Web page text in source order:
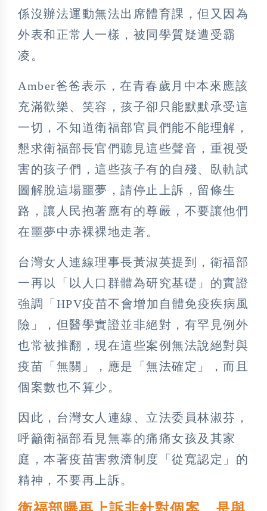
係沒辦法運動無法出席體育課，但又因為
外表和正常人一樣，被同學質疑遭受霸
凌。
Amber爸爸表示，在青春歲月中本來應該
充滿歡樂、笑容，孩子卻只能默默承受這
一切，不知道衛福部官員們能不能理解，
懇求衛福部長官們聽見這些聲音，重視受
害的孩子們，這些孩子有的自殘、臥軌試
圖解脫這場噩夢，請停止上訴，留條生
路，讓人民抱著應有的尊嚴，不要讓他們
在噩夢中赤裸裸地走著。
台灣女人連線理事長黃淑英提到，衛福部
一再以「以人口群體為研究基礎」的實證
強調「HPV疫苗不會增加自體免疫疾病風
險」，但醫學實證並非絕對，有罕見例外
也常被推翻，現在這些案例無法說絕對與
疫苗「無關」，應是「無法確定」，而且
個案數也不算少。
因此，台灣女人連線、立法委員林淑芬，
呼籲衛福部看見無辜的痛痛女孩及其家
庭，本著疫苗害救濟制度「從寬認定」的
精神，不要再上訴。